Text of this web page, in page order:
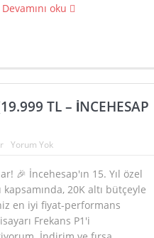
Devamını oku
TL – İNCEHESAP
Yorum Yok
🎉 İncehesap'ın 15. Yıl özel
kapsamında, 20K altı bütçeyle
en iyi fiyat-performans
Frekans P1'i